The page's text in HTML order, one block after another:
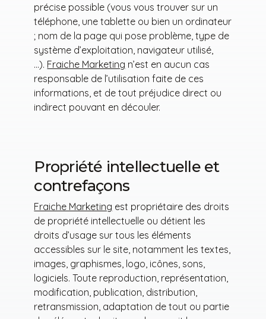
précise possible (vous vous trouver sur un
téléphone, une tablette ou bien un ordinateur
; nom de la page qui pose problème, type de
système d’exploitation, navigateur utilisé,
…). Fraiche Marketing n’est en aucun cas
responsable de l’utilisation faite de ces
informations, et de tout préjudice direct ou
indirect pouvant en découler.
Propriété intellectuelle et
contrefaçons
Fraiche Marketing est propriétaire des droits
de propriété intellectuelle ou détient les
droits d’usage sur tous les éléments
accessibles sur le site, notamment les textes,
images, graphismes, logo, icônes, sons,
logiciels. Toute reproduction, représentation,
modification, publication, distribution,
retransmission, adaptation de tout ou partie